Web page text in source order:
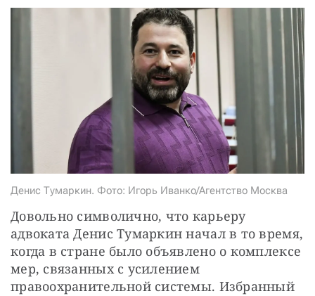
Денис Тумаркин. Фото: Игорь Иванко/Агентство Москва
Довольно символично, что карьеру
адвоката Денис Тумаркин начал в то время,
когда в стране было объявлено о комплексе
мер, связанных с усилением
правоохранительной системы. Избранный
СТАТЬ СОУЧАСТНИКОМ
ПОДЕЛИТЬСЯ С ДРУЗЬЯМИ
Если у вас есть вопросы, пишите donate@novayagazeta.ru